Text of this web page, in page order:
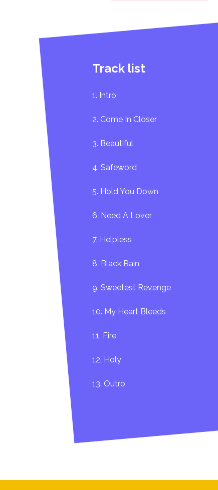
Track list
1. Intro
2. Come In Closer
3. Beautiful
4. Safeword
5. Hold You Down
6. Need A Lover
7. Helpless
8. Black Rain
9. Sweetest Revenge
10. My Heart Bleeds
11. Fire
12. Holy
13. Outro